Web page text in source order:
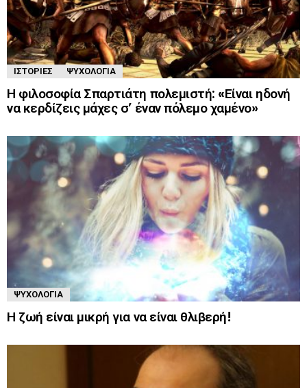
ΙΣΤΟΡΊΕΣ ΨΥΧΟΛΟΓΊΑ
Η φιλοσοφία Σπαρτιάτη πολεμιστή: «Είναι ηδονή
να κερδίζεις μάχες σ’ έναν πόλεμο χαμένο»
ΨΥΧΟΛΟΓΊΑ
Η ζωή είναι μικρή για να είναι θλιβερή!